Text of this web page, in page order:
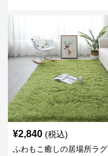
¥2,840 (税込)
ふわもこ癒しの居場所ラグ